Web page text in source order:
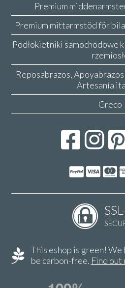
Premium
Premium mittarmstöd för
Podłokietniki samochodowe
Reposabrazos,
Artesanía
Greco
This eshop is green!
be carbon-free. Find out